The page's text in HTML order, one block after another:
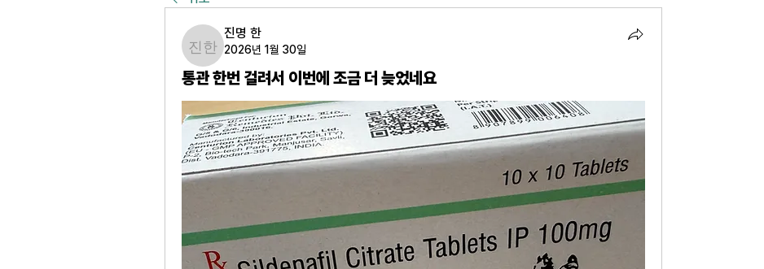
진명 한
진명 한
2026년 1월 30일
통관 한번 걸려서 이번에 조금 더 늦었네요